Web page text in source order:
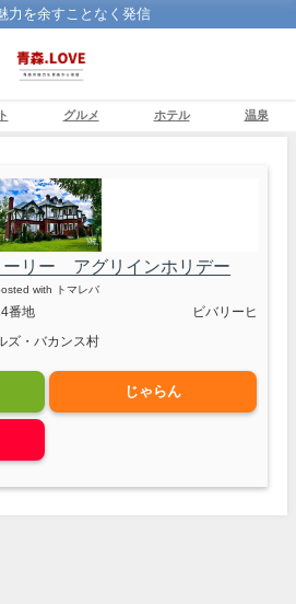
力を余すことなく発信
グルメ ホテル 温泉
ーリー アグリインホリデー
with トマレバ
野226-24番地 ビバリーヒ
ズ・バカンス村
じゃらん